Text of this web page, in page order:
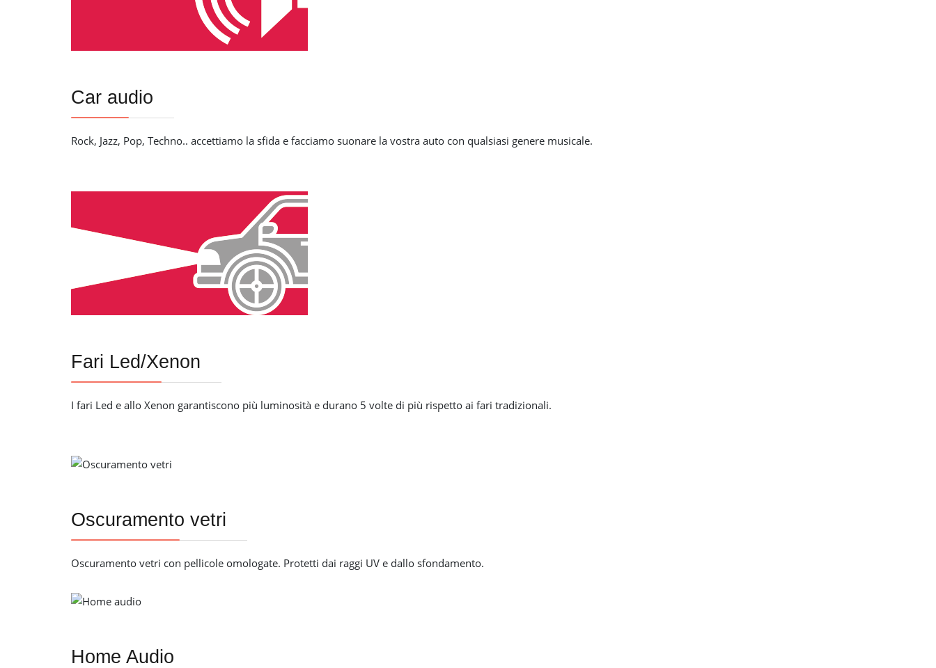
Car audio
Rock, Jazz, Pop, Techno.. accettiamo la sfida e facciamo suonare la vostra auto con qualsiasi genere musicale.
Fari Led/Xenon
I fari Led e allo Xenon garantiscono più luminosità e durano 5 volte di più rispetto ai fari tradizionali.
Oscuramento vetri
Oscuramento vetri con pellicole omologate. Protetti dai raggi UV e dallo sfondamento.
Home Audio